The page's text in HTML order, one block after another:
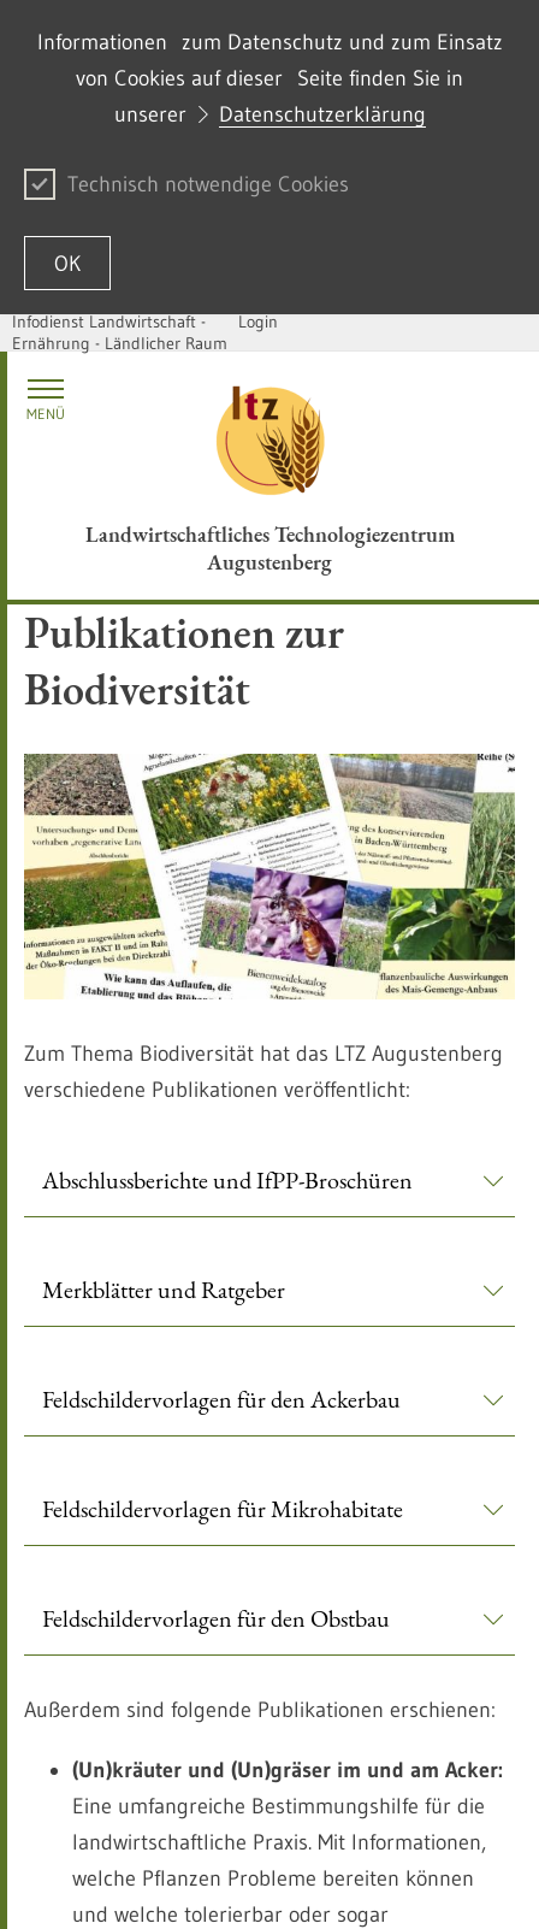
Informationen zum Datenschutz und zum Einsatz
von Cookies auf dieser Seite finden Sie in
unserer
Datenschutzerklärung
Technisch notwendige Cookies
OK
Skip to content
Infodienst Landwirtschaft -
Ernährung - Ländlicher Raum
Login
Landwirtschaftliches Technologiezentrum
Augustenberg
MENÜ
Publikationen zur
Biodiversität
Zum Thema Biodiversität hat das LTZ Augustenberg
verschiedene Publikationen veröffentlicht:
Abschlussberichte und IfPP-Broschüren
Merkblätter und Ratgeber
Feldschildervorlagen für den Ackerbau
Feldschildervorlagen für Mikrohabitate
Feldschildervorlagen für den Obstbau
Außerdem sind folgende Publikationen erschienen:
(Un)kräuter und (Un)gräser im und am Acker:
Eine umfangreiche Bestimmungshilfe für die
landwirtschaftliche Praxis. Mit Informationen,
welche Pflanzen Probleme bereiten können
und welche tolerierbar oder sogar